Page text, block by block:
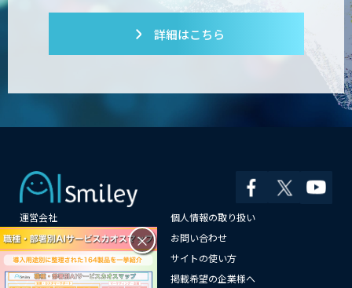
詳細はこちら
運営会社
個人情報の取り扱い
よくある質問
お問い合わせ
メールマガジン登録
サイトの使い方
情報提供はこちらから
掲載希望の企業様へ
×